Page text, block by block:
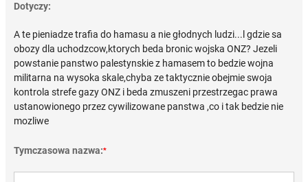
Dotyczy:
A te pieniadze trafia do hamasu a nie głodnych ludzi...l gdzie sa
obozy dla uchodzcow,ktorych beda bronic wojska ONZ? Jezeli
powstanie panstwo palestynskie z hamasem to bedzie wojna
militarna na wysoka skale,chyba ze taktycznie obejmie swoja
kontrola strefe gazy ONZ i beda zmuszeni przestrzegac prawa
ustanowionego przez cywilizowane panstwa ,co i tak bedzie nie
mozliwe
Tymczasowa nazwa:*